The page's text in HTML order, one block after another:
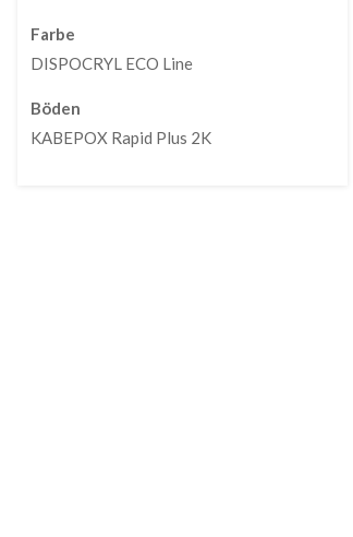
Farbe
DISPOCRYL ECO Line
Böden
KABEPOX Rapid Plus 2K